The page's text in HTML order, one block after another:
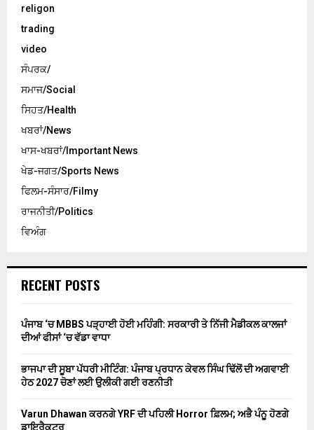
religon
trading
video
ਸੰਪਰਕ/
ਸਮਾਜ/Social
ਸਿਹਤ/Health
ਖਬਰਾਂ/News
ਖਾਸ-ਖਬਰਾਂ/Important News
ਖੇਡ-ਜਗਤ/Sports News
ਫਿਲਮ-ਸੰਸਾਰ/Filmy
ਰਾਜਨੀਤੀ/Politics
ਵਿਅੰਗ
RECENT POSTS
ਪੰਜਾਬ ‘ਚ MBBS ਪੜ੍ਹਾਈ ਹੋਈ ਮਹਿੰਗੀ: ਸਰਕਾਰੀ ਤੇ ਨਿੱਜੀ ਮੈਡੀਕਲ ਕਾਲਜਾਂ
ਦੀਆਂ ਫੀਸਾਂ ‘ਚ ਵੱਡਾ ਵਾਧਾ
ਭਾਜਪਾ ਦੀ ਸੂਬਾ ਪੱਧਰੀ ਮੀਟਿੰਗ: ਪੰਜਾਬ ਪ੍ਰਧਾਨ ਕੇਵਲ ਸਿੰਘ ਢਿੱਲੋਂ ਦੀ ਅਗਵਾਈ
ਹੇਠ 2027 ਚੋਣਾਂ ਲਈ ਉਲੀਕੀ ਗਈ ਰਣਨੀਤੀ
Varun Dhawan ਕਰਨਗੇ YRF ਦੀ ਪਹਿਲੀ Horror ਫ਼ਿਲਮ; ਅਭੈ ਪੰਨੂ ਹੋਣਗੇ
ਡਾਇਰੈਕਟਰ